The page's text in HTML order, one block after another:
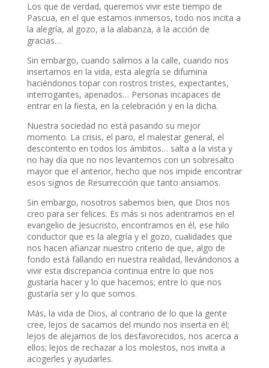
Los que de verdad, queremos vivir este tiempo de
Pascua, en el que estamos inmersos, todo nos incita a
la alegría, al gozo, a la alabanza, a la acción de
gracias…
Sin embargo, cuando salimos a la calle, cuando nos
insertamos en la vida, esta alegría se difumina
haciéndonos topar con rostros tristes, expectantes,
interrogantes, apenados… Personas incapaces de
entrar en la fiesta, en la celebración y en la dicha.
Nuestra sociedad no está pasando su mejor
momento. La crisis, el paro, el malestar general, el
descontento en todos los ámbitos… salta a la vista y
no hay día que no nos levantemos con un sobresalto
mayor que el anterior, hecho que nos impide encontrar
esos signos de Resurrección que tanto ansiamos.
Sin embargo, nosotros sabemos bien, que Dios nos
creo para ser felices. Es más si nos adentramos en el
evangelio de Jesucristo, encontramos en él, ese hilo
conductor que es la alegría y el gozo, cualidades que
nos hacen afianzar nuestro criterio de que, algo de
fondo está fallando en nuestra realidad, llevándonos a
vivir esta discrepancia continua entre lo que nos
gustaría hacer y lo que hacemos; entre lo que nos
gustaría ser y lo que somos.
Más, la vida de Dios, al contrario de lo que la gente
cree, lejos de sacarnos del mundo nos inserta en él;
lejos de alejarnos de los desfavorecidos, nos acerca a
ellos; lejos de rechazar a los molestos, nos invita a
acogerles y ayudarles.